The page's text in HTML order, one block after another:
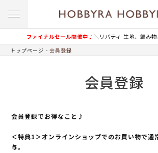
ファイナルセール開催中♪＼リバティ 生地、編み
トップページ 会員登録
会員登録
会員登録でお得なこと♪
＜特典1＞オンラインショップでのお買い物で通
与。